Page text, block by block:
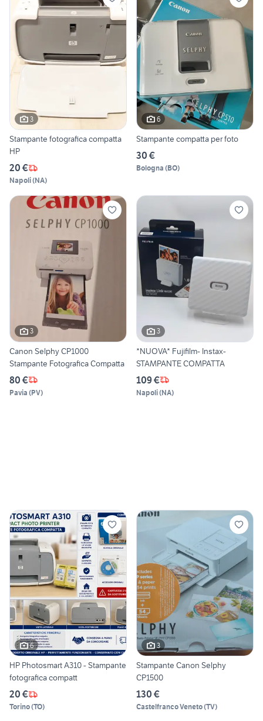
3
Stampante fotografica compatta
HP
20 €
Napoli(NA)
6
Stampante compatta per foto
30 €
Bologna (BO)
3
Canon Selphy CP1000
Stampante Fotografica Compatta
80 €
Pavia (PV)
3
*NUOVA* Fujifilm- Instax-
STAMPANTE COMPATTA
109 €
Napoli(NA)
6
HP Photosmart A310 - Stampante
fotografica compatt
20 €
Torino(TO)
3
Stampante Canon Selphy
CP1500
130 €
Castelfranco Veneto(TV)